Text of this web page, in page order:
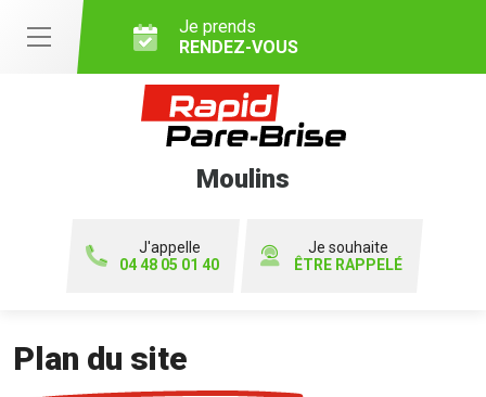
Je prends
RENDEZ-VOUS
Moulins
J'appelle
04 48 05 01 40
Je souhaite
ÊTRE RAPPELÉ
Plan du site